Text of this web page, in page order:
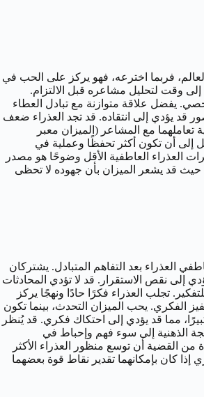
فربما اخترعه، فهو يركز على الحب في
إلى وقت لتحليل مشاعره قبل الالتزام.
يفضل علاقة متوازنة مع تبادل العطاء
قد يؤدي إلى انتقاده. قد تجد العذراء ضعف
تعاملهما مع المشاعر (الميزان معبر
إلى أن تكون أكثر تحفظًا وعملية في
العذراء العاطفية الأقل وضوحًا هو مصدر
حيث قد يشعر الميزان بأن جهوده لا تحظى
العذراء بعد التفاهم المتبادل. يشتركان
إلى نقص الاستقرار. قد لا تؤدي المحادثات
تجلب العذراء فكرًا حادًا ونهجًا يركز
الفكري. يحب الميزان التحدث، بينما تكون
مما قد يؤدي إلى احتكاك فكري. قد يُنظر
الذهنية إلى سوء فهم وإحباط في
القضية أن توسع منظور العذراء الأكثر
إذا كان بإمكانهما تقدير نقاط قوة بعضهما